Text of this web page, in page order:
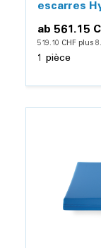
escarres
Greenline,
ab 561.15
519.10 CHF plus
1 pièce